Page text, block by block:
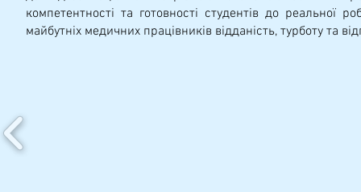
компетентності та готовності студентів до
майбутніх медичних працівників відданість, турботу та